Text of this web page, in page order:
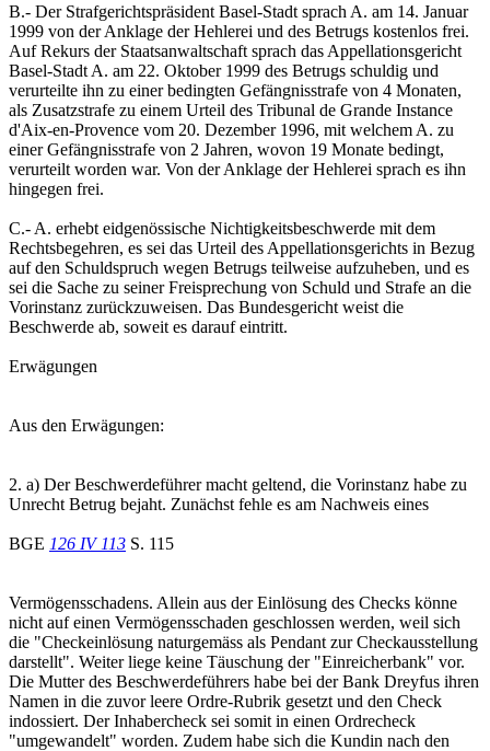
B.- Der Strafgerichtspräsident Basel-Stadt sprach A. am 14. Januar
1999 von der Anklage der Hehlerei und des Betrugs kostenlos frei.
Auf Rekurs der Staatsanwaltschaft sprach das Appellationsgericht
Basel-Stadt A. am 22. Oktober 1999 des Betrugs schuldig und
verurteilte ihn zu einer bedingten Gefängnisstrafe von 4 Monaten,
als Zusatzstrafe zu einem Urteil des Tribunal de Grande Instance
d'Aix-en-Provence vom 20. Dezember 1996, mit welchem A. zu
einer Gefängnisstrafe von 2 Jahren, wovon 19 Monate bedingt,
verurteilt worden war. Von der Anklage der Hehlerei sprach es ihn
hingegen frei.
C.- A. erhebt eidgenössische Nichtigkeitsbeschwerde mit dem
Rechtsbegehren, es sei das Urteil des Appellationsgerichts in Bezug
auf den Schuldspruch wegen Betrugs teilweise aufzuheben, und es
sei die Sache zu seiner Freisprechung von Schuld und Strafe an die
Vorinstanz zurückzuweisen. Das Bundesgericht weist die
Beschwerde ab, soweit es darauf eintritt.
Erwägungen
Aus den Erwägungen:
2. a) Der Beschwerdeführer macht geltend, die Vorinstanz habe zu
Unrecht Betrug bejaht. Zunächst fehle es am Nachweis eines
BGE 126 IV 113 S. 115
Vermögensschadens. Allein aus der Einlösung des Checks könne
nicht auf einen Vermögensschaden geschlossen werden, weil sich
die "Checkeinlösung naturgemäss als Pendant zur Checkausstellung
darstellt". Weiter liege keine Täuschung der "Einreicherbank" vor.
Die Mutter des Beschwerdeführers habe bei der Bank Dreyfus ihren
Namen in die zuvor leere Ordre-Rubrik gesetzt und den Check
indossiert. Der Inhabercheck sei somit in einen Ordrecheck
"umgewandelt" worden. Zudem habe sich die Kundin nach den